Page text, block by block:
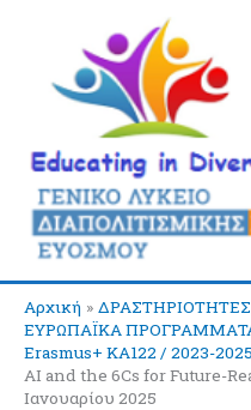
περιεχόμενο
Αρχική
ΔΡΑΣΤΗΡΙΟΤΗΤΕΣ
ΕΥΡΩΠΑΪΚΑ
Erasmus+ KA122 / 2023-2025
AI and the 6Cs for Future-
Ιανουαρίου 2025